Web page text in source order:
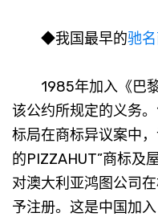
◆我国最早的驰
1985年加入《巴黎
该公约所规定的义务
标局在商标异议案中
的PIZZAHUT”商标及
对澳大利亚鸿图公司
予注册。这是中国加